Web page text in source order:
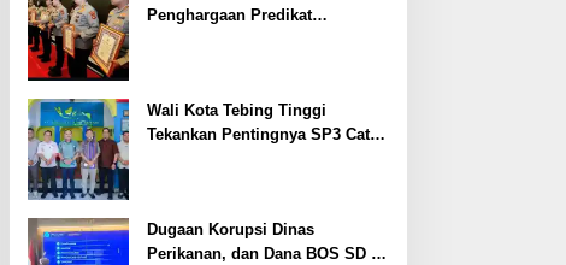
Penghargaan Predikat
Wali Kota Tebing Tinggi
Tekankan Pentingnya SP3 Catin
Dugaan Korupsi Dinas
Perikanan, dan Dana BOS SD –